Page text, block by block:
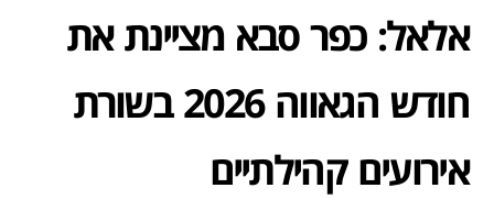
אלאל: כפר סבא מציינת את
חודש הגאווה 2026 בשורת
אירועים קהילתיים